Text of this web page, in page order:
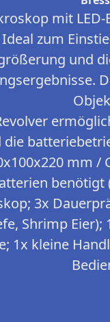
mit
zum
und
mm /
benötigt
3x
Shrimp
1x kleine